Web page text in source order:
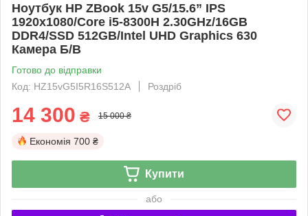
Ноутбук HP ZBook 15v G5/15.6” IPS
1920x1080/Core i5-8300H 2.30GHz/16GB
DDR4/SSD 512GB/Intel UHD Graphics 630
Камера Б/В
Готово до відправки
Код: HZ15vG5I5R16S512A
Роздріб
14 300 ₴ 15 000 ₴
Економія 700 ₴
Купити
або